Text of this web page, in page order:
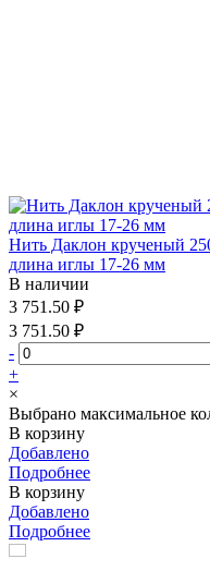
Нить Даклон крученый
длина иглы 17-26 мм
В наличии
3 751.50 ₽
3 751.50 ₽
-
+
×
Выбрано максимальное
В корзину
Добавлено
Подробнее
В корзину
Добавлено
Подробнее